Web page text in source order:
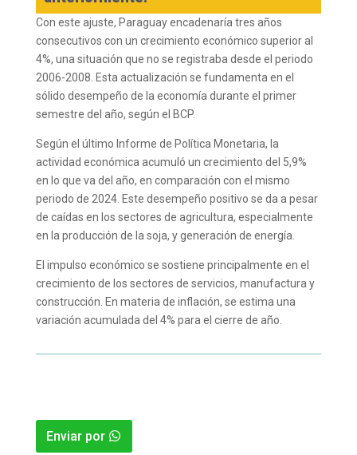
Con este ajuste, Paraguay encadenaría tres años
consecutivos con un crecimiento económico superior al
4%, una situación que no se registraba desde el periodo
2006-2008. Esta actualización se fundamenta en el
sólido desempeño de la economía durante el primer
semestre del año, según el BCP.
Según el último Informe de Política Monetaria, la
actividad económica acumuló un crecimiento del 5,9%
en lo que va del año, en comparación con el mismo
periodo de 2024. Este desempeño positivo se da a pesar
de caídas en los sectores de agricultura, especialmente
en la producción de la soja, y generación de energía.
El impulso económico se sostiene principalmente en el
crecimiento de los sectores de servicios, manufactura y
construcción. En materia de inflación, se estima una
variación acumulada del 4% para el cierre de año.
Enviar por